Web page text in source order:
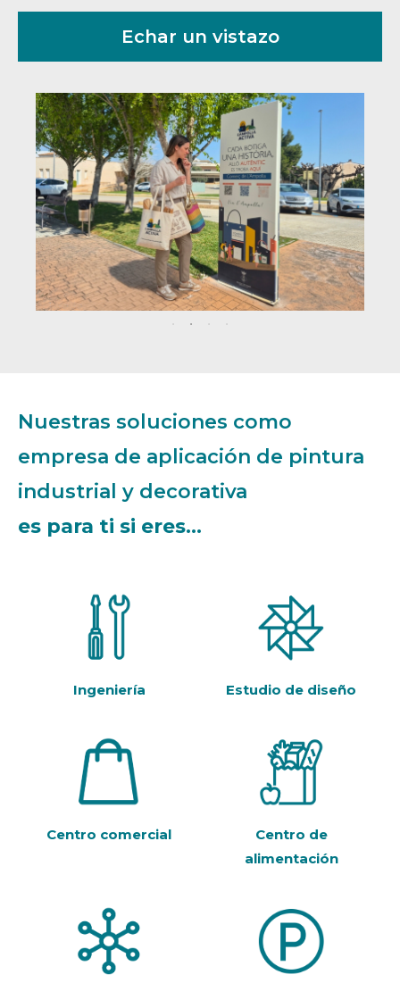
Echar un vistazo
Nuestras soluciones como
empresa de aplicación de pintura
industrial y decorativa
es para ti si eres…
Ingeniería Estudio de diseño
Centro comercial
Centro de
alimentación